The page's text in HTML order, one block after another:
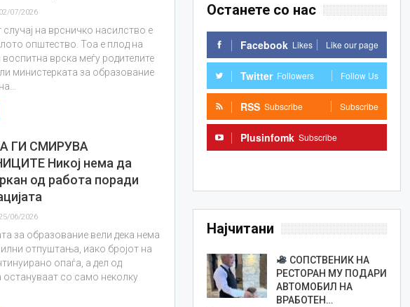
02/07/2026
на врсничко насилство е
општество. Тоа е плод на
воспитна врска меѓу родителите
министерката за образование
ГИ СМИРУВА
Никој нема да
од работа поради
06/2026
за образование вели дека нема
отпуштања, иако бројот на
опаѓа, а дел од
остануваат со само неколку
Останете со нас
Facebook Likes Like our page
Twitter Followers Follow Us
RSS Subscribe Subscribe
Plusinfomk Subscribe
Најчитани
СОПСТВЕНИК НА
РЕСТОРАН МУ ПОДАРИ
АВТОМОБИЛ НА
ВРАБОТЕН…